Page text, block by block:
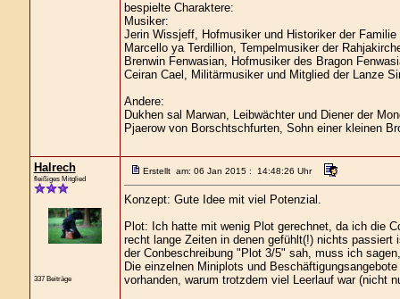
bespielte Charaktere:
Musiker:
Jerin Wissjeff, Hofmusiker und Historiker der Familie
Marcello ya Terdillion, Tempelmusiker der
Brenwin Fenwasian, Hofmusiker des Bragon
Ceiran Cael, Militärmusiker und Mitglied der Lanze
Andere:
Dukhen sal Marwan, Leibwächter und Diener der
Pjaerow von Borschtschfurten, Sohn einer kleinen
Halrech
fleißiges Mitglied
337 Beiträge
Erstellt am: 06 Jan 2015 : 14:48:26 Uhr
Konzept: Gute Idee mit viel Potenzial.
Plot: Ich hatte mit wenig Plot gerechnet, da ich die
recht lange Zeiten in denen gefühlt(!) nichts
der Conbeschreibung "Plot 3/5" sah, muss ich
Die einzelnen Miniplots und
vorhanden, warum trotzdem viel Leerlauf war (nicht